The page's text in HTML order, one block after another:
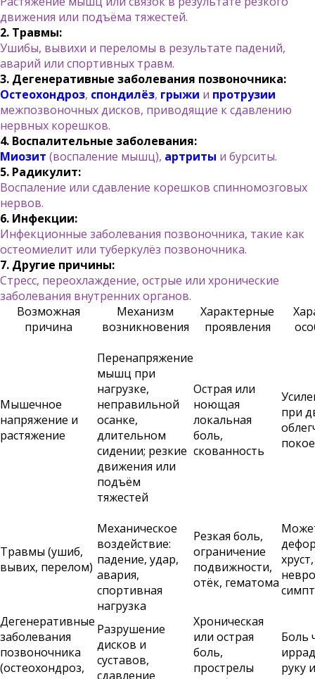
движения или подъёма тяжестей.
2. Травмы:
Ушибы, вывихи и переломы в результате падений,
аварий или спортивных травм.
3. Дегенеративные заболевания позвоночника:
Остеохондроз, спондилёз, грыжи и протрузии
межпозвоночных дисков, приводящие к сдавлению
нервных корешков.
4. Воспалительные заболевания:
Миозит (воспаление мышц), артриты и бурситы.
5. Радикулит:
Воспаление или сдавление корешков спинномозговых
нервов.
6. Инфекции:
Инфекционные заболевания позвоночника, такие как
остеомиелит или туберкулёз позвоночника.
7. Другие причины:
Стресс, переохлаждение, острые или хронические
заболевания внутренних органов.
Возможная
причина
Механизм
возникновения
Характерные
проявления
Мышечное
напряжение и
растяжение
Перенапряжение
мышц при
нагрузке,
неправильной
осанке,
длительном
сидении; резкие
движения или
подъём
тяжестей
Острая или
ноющая
локальная
боль,
скованность
при
покое
Травмы (ушиб,
вывих, перелом)
Механическое
воздействие:
падение, удар,
авария,
спортивная
нагрузка
Резкая боль,
ограничение
подвижности,
отёк, гематома
хруст,
Дегенеративные
заболевания
позвоночника
(остеохондроз,
Разрушение
дисков и
суставов,
сдавление
Хроническая
или острая
боль,
прострелы
Боль
руку